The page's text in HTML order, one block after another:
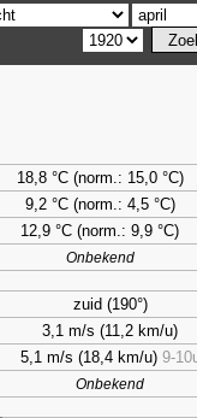
18,8 °C (norm.: 15,0 °C)
9,2°C (norm.: 4,5 °C)
12,9 °C (norm.: 9,9 °C)
Onbekend
zuid (190°)
3,1 m/s (11,2 km/u)
5,1 m/s (18,4 km/u) 9-
Onbekend